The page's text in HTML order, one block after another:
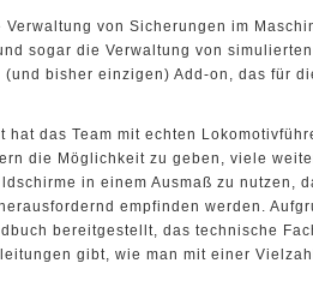
von Sicherungen im
sogar die Verwaltung von
(und bisher einzigen) Add-on, das für
das Team mit echten
die Möglichkeit zu geben, viele
in einem Ausmaß zu nutzen,
empfinden werden.
bereitgestellt, das technische
gibt, wie man mit einer